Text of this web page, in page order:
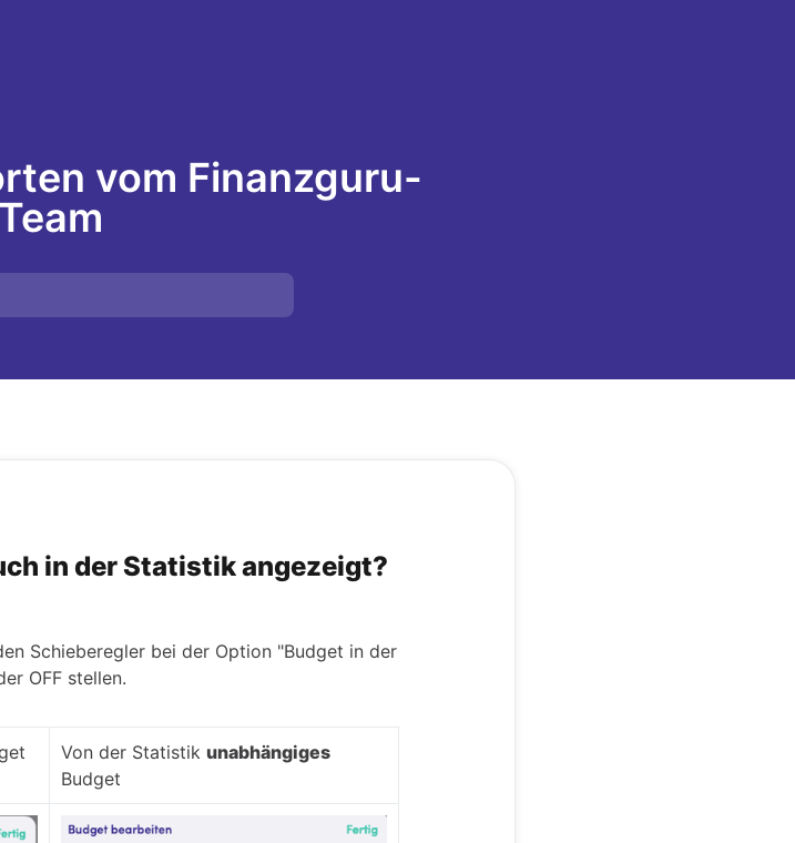
vom Finanzguru-
Team
in der Statistik angezeigt?
Schieberegler bei der Option "Budget in der
OFF stellen.
Von der Statistik unabhängiges
Budget